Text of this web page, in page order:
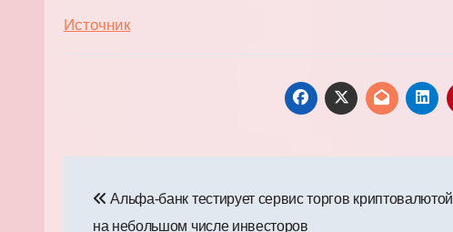
Источник
по
Альфа-банк тестирует сервис торгов криптовалютой
на небольшом числе инвесторов